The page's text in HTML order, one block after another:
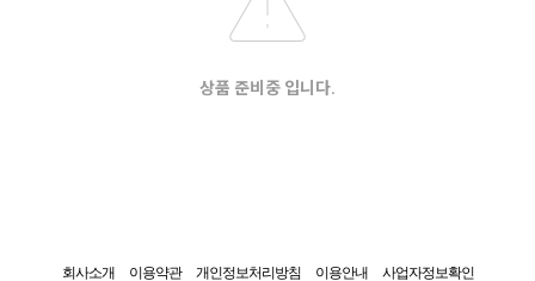
상품 준비중 입니다.
회사소개 이용약관 개인정보처리방침 이용안내 사업자정보확인